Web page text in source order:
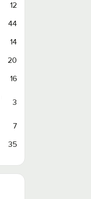
12
44
14
20
16
3
7
35